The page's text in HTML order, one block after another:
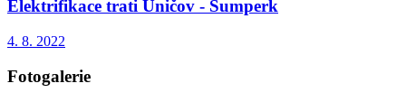
Elektrifikace trati Uničov - Šumperk
4. 8. 2022
Fotogalerie